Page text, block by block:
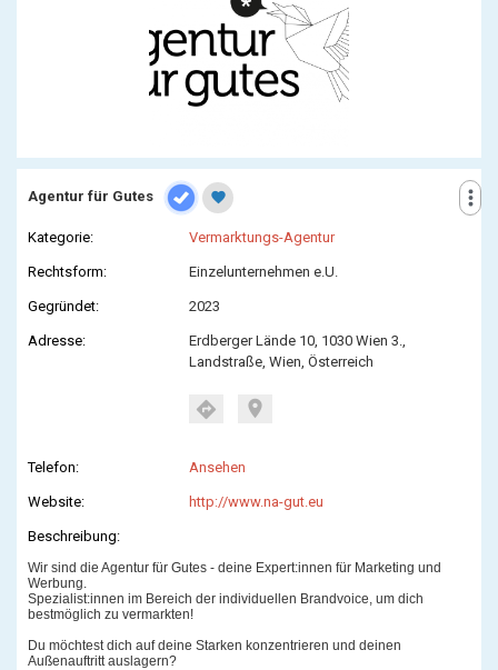
more_vert
Agentur für Gutes favorite
Kategorie: Vermarktungs-Agentur
Rechtsform: Einzelunternehmen e.U.
Gegründet: 2023
Adresse:
Erdberger Lände 10, 1030 Wien 3.,
Landstraße, Wien, Österreich
directions location_on
Telefon: Ansehen
Website: http://www.na-gut.eu
Beschreibung:
Wir sind die Agentur für Gutes - deine Expert:innen für Marketing und
Werbung.
Spezialist:innen im Bereich der individuellen Brandvoice, um dich
bestmöglich zu vermarkten!
Du möchtest dich auf deine Starken konzentrieren und deinen
Außenauftritt auslagern?